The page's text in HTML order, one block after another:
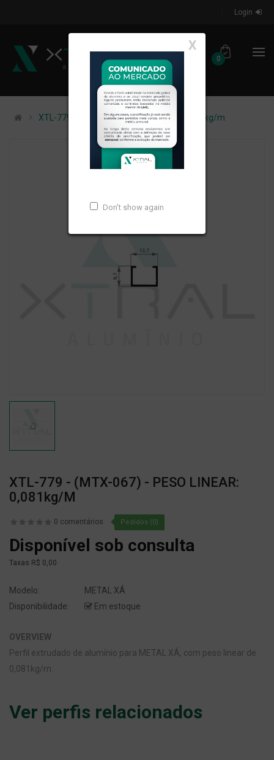
Login
0
X
Don't show again
XTL-779 - (MTX-067) - PESO LINEAR: 0,081kg/m
XTL-779 - (MTX-067) - PESO LINEAR:
0,081kg/m
0 comentários Pedidos (0)
Disponível sob consulta
Taxas R$ 0,00
Modelo:
METAL XÁ
Disponibilidade:
Em estoque
OVERVIEW
Perfil extrudado de alumínio para METAL XÁ, com peso linear de
0,081kg/m.
Ver perfis relacionados